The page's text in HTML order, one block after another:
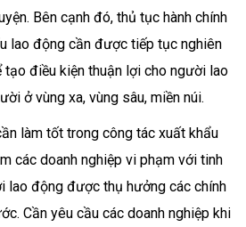
Bên cạnh đó, thủ tục hành chính
lao động cần được tiếp tục nghiên
điều kiện thuận lợi cho người lao
ở vùng xa, vùng sâu, miền núi.
làm tốt trong công tác xuất khẩu
các doanh nghiệp vi phạm với tinh
lao động được thụ hưởng các chính
Cần yêu cầu các doanh nghiệp khi